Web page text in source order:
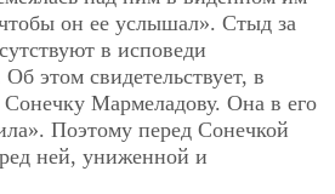
он ее услышал». Стыд за
в исповеди
этом свидетельствует, в
Сонечку Мармеладову. Она в его
Поэтому перед Сонечкой
ней, униженной и